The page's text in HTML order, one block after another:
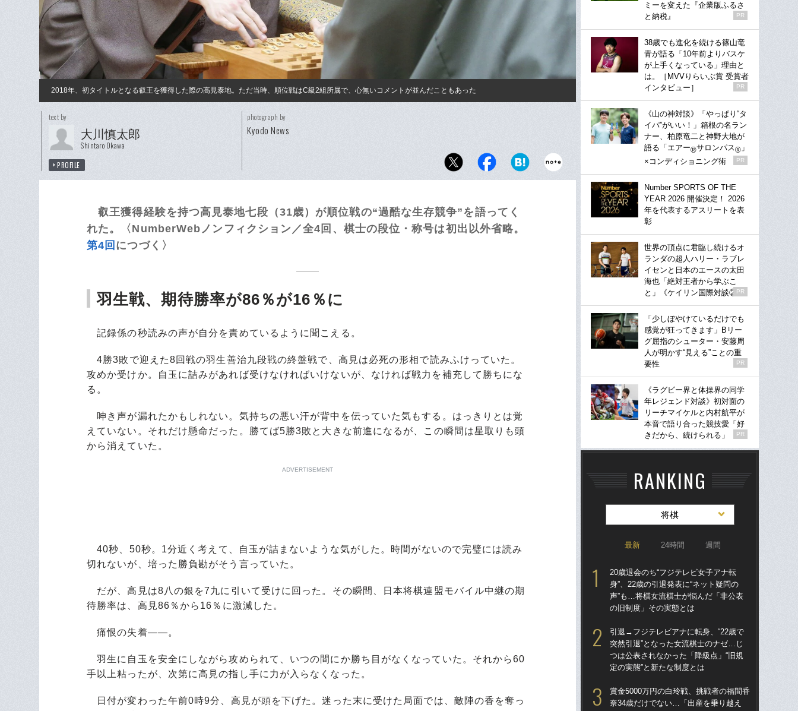
2018年、初タイトルとなる叡王を獲得した際の高見泰地。ただ当時、順位戦はC級2組所属で、心無いコメントが並んだこともあった
text by
大川慎太郎
Shintaro Okawa
PROFILE
photograph by
Kyodo News
叡王獲得経験を持つ高見泰地七段（31歳）が順位戦の“過酷な生存競争”を語ってく
れた。〈NumberWebノンフィクション／全4回、棋士の段位・称号は初出以外省略。
第4回 につづく〉
羽生戦、期待勝率が86％が16％に
記録係の秒読みの声が自分を責めているように聞こえる。
4勝3敗で迎えた8回戦の羽生善治九段戦の終盤戦で、高見は必死の形相で読みふけっていた。
攻めか受けか。自玉に詰みがあれば受けなければいけないが、なければ戦力を補充して勝ちにな
る。
呻き声が漏れたかもしれない。気持ちの悪い汗が背中を伝っていた気もする。はっきりとは覚
えていない。それだけ懸命だった。勝てば5勝3敗と大きな前進になるが、この瞬間は星取りも頭
から消えていた。
ADVERTISEMENT
40秒、50秒。1分近く考えて、自玉が詰まないような気がした。時間がないので完璧には読み
切れないが、培った勝負勘がそう言っていた。
だが、高見は8八の銀を7九に引いて受けに回った。その瞬間、日本将棋連盟モバイル中継の期
待勝率は、高見86％から16％に激減した。
痛恨の失着――。
羽生に自玉を安全にしながら攻められて、いつの間にか勝ち目がなくなっていた。それから60
手以上粘ったが、次第に高見の指し手に力が入らなくなった。
日付が変わった午前0時9分、高見が頭を下げた。迷った末に受けた局面では、敵陣の香を奪っ
ミーを変えた『企業版ふるさ
と納税』
PR
38歳でも進化を続ける篠山竜
青が語る「10年前よりバスケ
が上手くなっている」理由と
は。［MVVりらいぶ賞 受賞者
インタビュー］
PR
《山の神対談》「やっぱり“タ
イパ”がいい！」箱根の名ラン
ナー、柏原竜二と神野大地が
語る「エアー®サロンパス® 」
×コンディショニング術
PR
Number SPORTS OF THE
YEAR 2026 開催決定！ 2026
年を代表するアスリートを表
彰
世界の頂点に君臨し続けるオ
ランダの超人ハリー・ラブレ
イセンと日本のエースの太田
海也「絶対王者から学ぶこ
と」《ケイリン国際対談②》
PR
「少しぼやけているだけでも
感覚が狂ってきます」Bリー
グ屈指のシューター・安藤周
人が明かす“見える”ことの重
要性
PR
《ラグビー界と体操界の同学
年レジェンド対談》初対面の
リーチマイケルと内村航平が
本音で語り合った競技愛「好
きだから、続けられる」
PR
RANKING
将棋
最新 24時間 週間
20歳退会のち“フジテレビ女子アナ転
身”、22歳の引退発表に“ネット疑問の
声”も…将棋女流棋士が悩んだ「非公表
の旧制度」その実態とは
引退→フジテレビアナに転身、“22歳で
突然引退”となった女流棋士のナゼ…じ
つは公表されなかった「降級点」“旧規
定の実態”と新たな制度とは
賞金5000万円の白玲戦、挑戦者の福間香
奈34歳だけでない…「出産を乗り越え